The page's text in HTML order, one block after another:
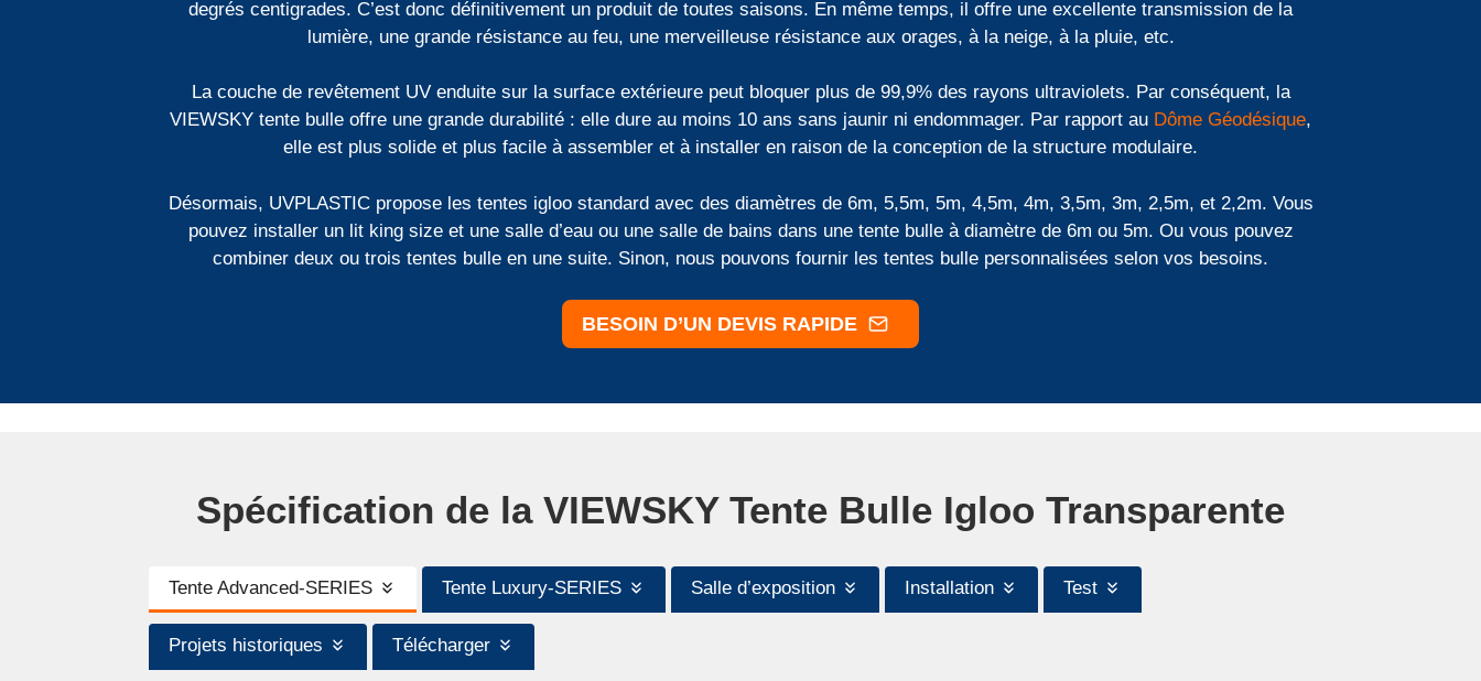
degrés centigrades. C’est donc définitivement un produit de toutes saisons. En même temps, il offre une excellente transmission de la
lumière, une grande résistance au feu, une merveilleuse résistance aux orages, à la neige, à la pluie, etc.
La couche de revêtement UV enduite sur la surface extérieure peut bloquer plus de 99,9% des rayons ultraviolets. Par conséquent, la
VIEWSKY tente bulle offre une grande durabilité : elle dure au moins 10 ans sans jaunir ni endommager. Par rapport au Dôme Géodésique,
elle est plus solide et plus facile à assembler et à installer en raison de la conception de la structure modulaire.
Désormais, UVPLASTIC propose les tentes igloo standard avec des diamètres de 6m, 5,5m, 5m, 4,5m, 4m, 3,5m, 3m, 2,5m, et 2,2m. Vous
pouvez installer un lit king size et une salle d’eau ou une salle de bains dans une tente bulle à diamètre de 6m ou 5m. Ou vous pouvez
combiner deux ou trois tentes bulle en une suite. Sinon, nous pouvons fournir les tentes bulle personnalisées selon vos besoins.
BESOIN D’UN DEVIS RAPIDE
Spécification de la VIEWSKY Tente Bulle Igloo Transparente
Tente Advanced-SERIES Tente Luxury-SERIES Salle d’exposition Installation Test
Projets historiques Télécharger